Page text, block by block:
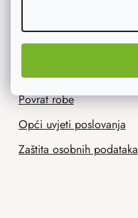
Praćenje pošiljke
Program odanosti
Povrat robe
Opći uvjeti poslovanja
Zaštita osobnih podataka